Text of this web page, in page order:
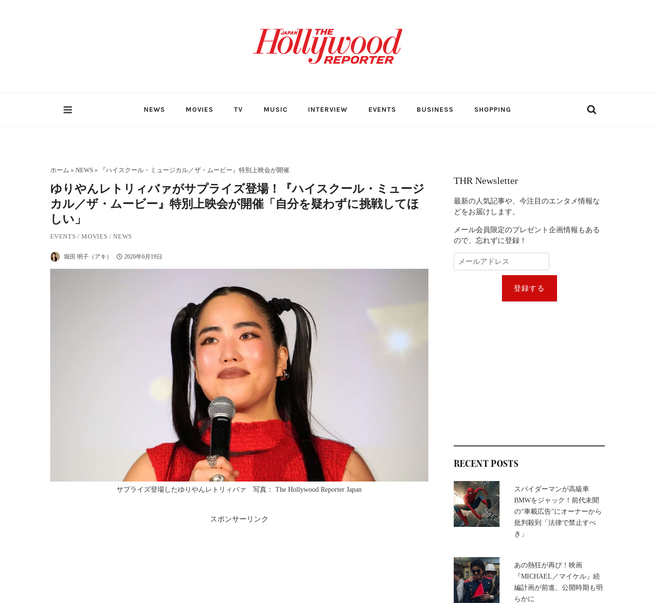
NEWS MOVIES TV MUSIC INTERVIEW EVENTS BUSINESS SHOPPING
ホーム » NEWS» 『ハイスクール・ミュージカル／ザ・ムービー』特別上映会が開催
ゆりやんレトリィバァがサプライズ登場！『ハイスクール・ミュージ
カル／ザ・ムービー』特別上映会が開催「自分を疑わずに挑戦してほ
しい」
EVENTS /MOVIES /NEWS
堀田 明子（アキ） 2026年6月19日
サプライズ登場したゆりやんレトリィバァ 写真： The Hollywood Reporter Japan
スポンサーリンク
THR Newsletter
最新の人気記事や、今注目のエンタメ情報な
どをお届けします。
メール会員限定のプレゼント企画情報もある
ので、忘れずに登録！
登録する
RECENT POSTS
スパイダーマンが高級車
BMWをジャック！前代未聞
の“車載広告”にオーナーから
批判殺到「法律で禁止すべ
き」
あの熱狂が再び！映画
『MICHAEL／マイケル』続
編計画が前進、公開時期も明
らかに